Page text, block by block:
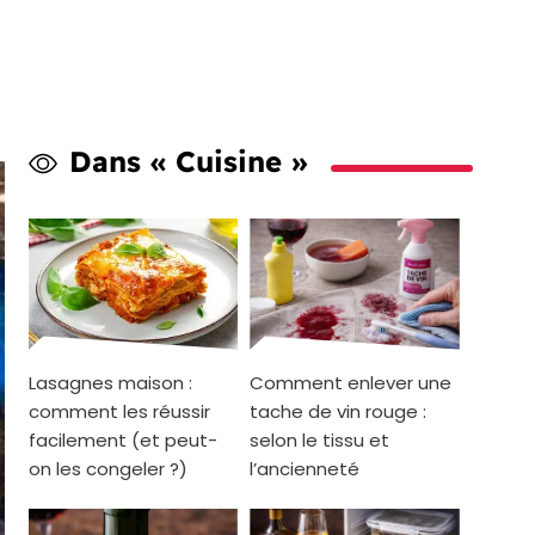
Dans « Cuisine »
Lasagnes maison :
comment les réussir
facilement (et peut-
on les congeler ?)
Comment enlever une
tache de vin rouge :
selon le tissu et
l’ancienneté